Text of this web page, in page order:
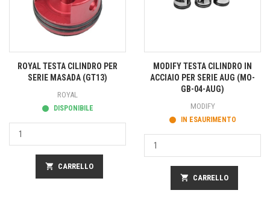
ROYAL TESTA CILINDRO PER
SERIE MASADA (GT13)
ROYAL
DISPONIBILE
shopping_cart CARRELLO
MODIFY TESTA CILINDRO IN
ACCIAIO PER SERIE AUG (MO-
GB-04-AUG)
MODIFY
IN ESAURIMENTO
shopping_cart CARRELLO